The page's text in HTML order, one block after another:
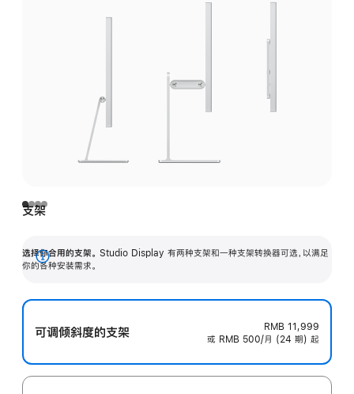
支架
选择你合用的支架。 Studio Display 有两种支架和一种支架转换器可选，以满足
你的各种安装需求。
展
可调倾斜度的支架
RMB 11,999
或 RMB 500/月 (24 期) 起